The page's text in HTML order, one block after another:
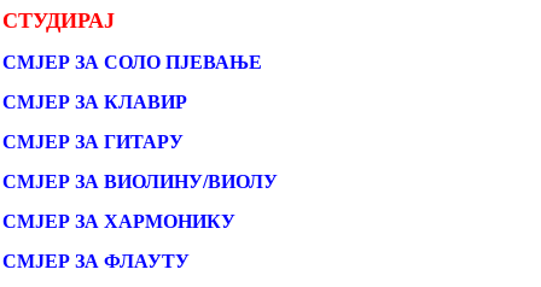
СТУДИРАЈ
СМЈЕР ЗА СОЛО ПЈЕВАЊЕ
СМЈЕР ЗА КЛАВИР
СМЈЕР ЗА ГИТАРУ
СМЈЕР ЗА ВИОЛИНУ/ВИОЛУ
СМЈЕР ЗА ХАРМОНИКУ
СМЈЕР ЗА ФЛАУТУ